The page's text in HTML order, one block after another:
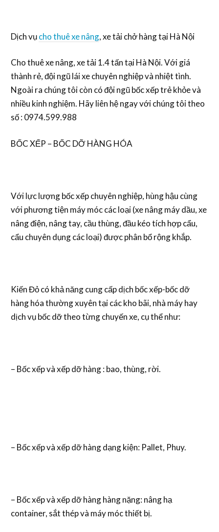
Dịch vụcho thuê xe nâng, xe tải chở hàng tại Hà Nội
Cho thuê xe nâng, xe tải 1.4 tấn tại Hà Nội. Với giá
thành rẻ, đội ngũ lái xe chuyên nghiệp và nhiệt tình.
Ngoài ra chúng tôi còn có đội ngũ bốc xếp trẻ khỏe và
nhiều kinh nghiệm. Hãy liên hệ ngay với chúng tôi theo
số : 0974.599.988
BỐC XẾP – BỐC DỠ HÀNG HÓA
Với lực lượng bốc xếp chuyên nghiệp, hùng hậu cùng
với phương tiện máy móc các loại (xe nâng máy dầu, xe
nâng điện, nâng tay, cầu thùng, đầu kéo tích hợp cẩu,
cẩu chuyên dụng các loại) được phân bổ rộng khắp.
Kiến Đỏ có khả năng cung cấp dịch bốc xếp-bốc dỡ
hàng hóa thường xuyên tại các kho bãi, nhà máy hay
dịch vụ bốc dỡ theo từng chuyến xe, cụ thể như:
– Bốc xếp và xếp dỡ hàng : bao, thùng, rời.
– Bốc xếp và xếp dỡ hàng dạng kiện: Pallet, Phuy.
– Bốc xếp và xếp dỡ hàng hàng nặng: nâng hạ
container, sắt thép và máy móc thiết bị.